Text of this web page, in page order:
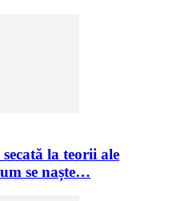
la teorii ale
se naște…